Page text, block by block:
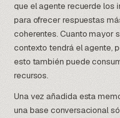
que el agente recuerde los
para ofrecer respuestas
coherentes. Cuanto mayor
contexto tendrá el agente,
esto también puede
recursos.
Una vez añadida esta
una base conversacional